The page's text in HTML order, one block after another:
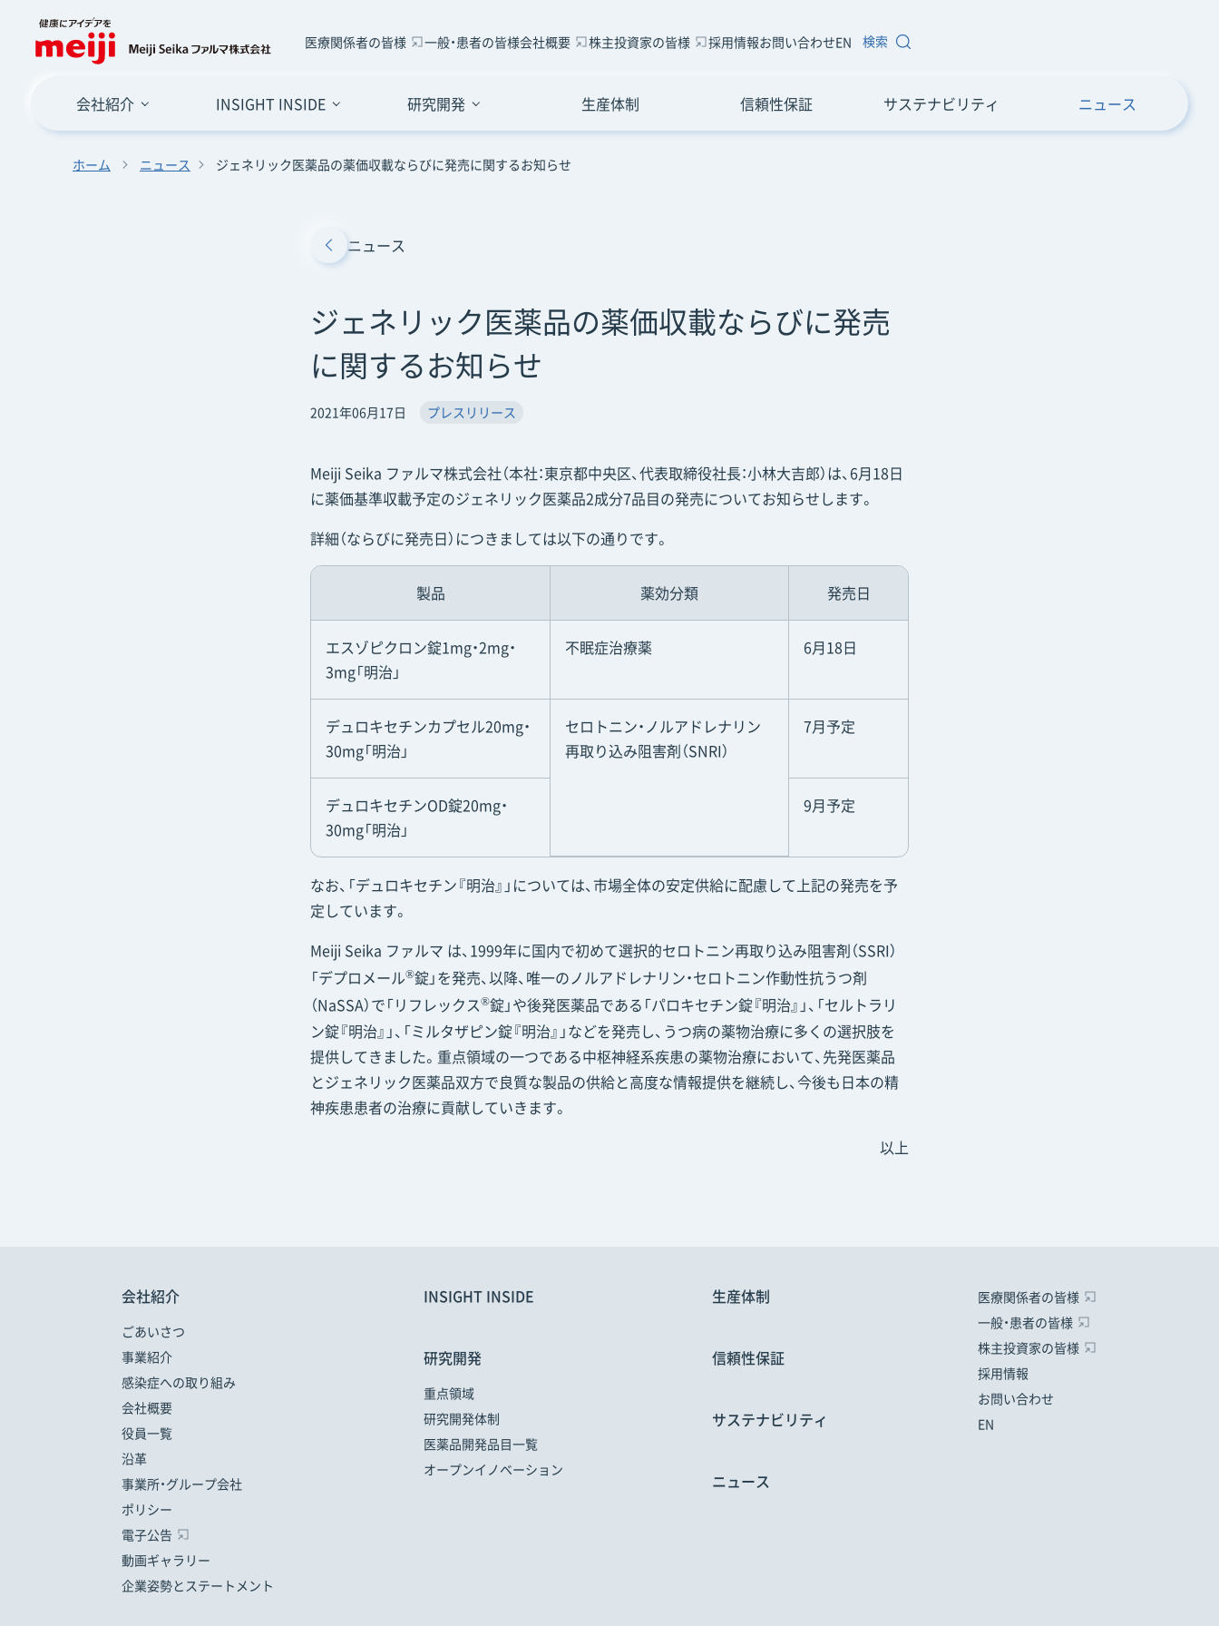
会社紹介 INSIGHT INSIDE 研究開発 生産体制 信頼性保証 サステナビリティ ニュース
医療関係者の皆様 一般・患者の皆様会社概要 株主投資家の皆様 採用情報お問い合わせEN 検索
ホーム ニュース ジェネリック医薬品の薬価収載ならびに発売に関するお知らせ
ニュース
ジェネリック医薬品の薬価収載ならびに発売
に関するお知らせ
2021年06月17日 プレスリリース
Meiji Seika ファルマ株式会社（本社：東京都中央区、代表取締役社長：小林大吉郎）は、6月18日
に薬価基準収載予定のジェネリック医薬品2成分7品目の発売についてお知らせします。
詳細（ならびに発売日）につきましては以下の通りです。
製品 薬効分類 発売日
エスゾピクロン錠1mg・2mg・
3mg「明治」
不眠症治療薬 6月18日
デュロキセチンカプセル20mg・
30mg「明治」
セロトニン・ノルアドレナリン
再取り込み阻害剤（SNRI）
7月予定
デュロキセチンOD錠20mg・
30mg「明治」
9月予定
なお、「デュロキセチン『明治』」については、市場全体の安定供給に配慮して上記の発売を予
定しています。
Meiji Seika ファルマ は、1999年に国内で初めて選択的セロトニン再取り込み阻害剤（SSRI）
「デプロメール®錠」を発売、以降、唯一のノルアドレナリン・セロトニン作動性抗うつ剤
（NaSSA）で「リフレックス®錠」や後発医薬品である「パロキセチン錠『明治』」、「セルトラリ
ン錠『明治』」、「ミルタザピン錠『明治』」などを発売し、うつ病の薬物治療に多くの選択肢を
提供してきました。重点領域の一つである中枢神経系疾患の薬物治療において、先発医薬品
とジェネリック医薬品双方で良質な製品の供給と高度な情報提供を継続し、今後も日本の精
神疾患患者の治療に貢献していきます。
以上
会社紹介
ごあいさつ
事業紹介
感染症への取り組み
会社概要
役員一覧
沿革
事業所・グループ会社
ポリシー
電子公告
動画ギャラリー
企業姿勢とステートメント
INSIGHT INSIDE
研究開発
重点領域
研究開発体制
医薬品開発品目一覧
オープンイノベーション
生産体制
信頼性保証
サステナビリティ
ニュース
医療関係者の皆様
一般・患者の皆様
株主投資家の皆様
採用情報
お問い合わせ
EN